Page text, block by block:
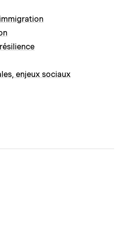
enjeux sociaux